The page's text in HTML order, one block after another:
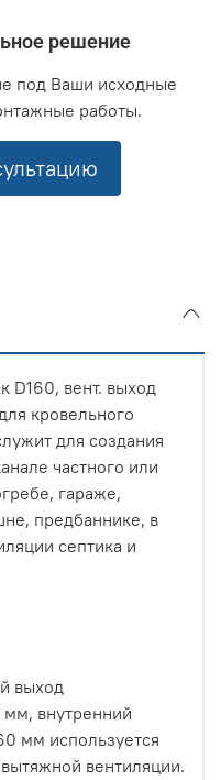
решение
под Ваши исходные
работы.
D160, вент. выход
кровельного
для создания
частного или
гараже,
предбаннике, в
септика и
выход
внутренний
мм используется
вентиляции.